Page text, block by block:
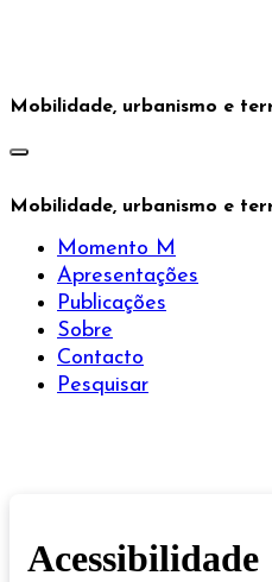
Mobilidade, urbanismo e
Mobilidade, urbanismo e
Momento M
Apresentações
Publicações
Sobre
Contacto
Pesquisar
Acessibilidade